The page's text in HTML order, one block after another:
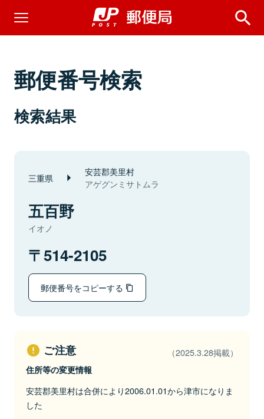
郵便番号検索
検索結果
三重県 安芸郡美里村
アゲグンミサトムラ
五百野
イオノ
514-2105
郵便番号をコピーする
ご注意 （2025.3.28掲載）
住所等の変更情報
安芸郡美里村は合併により2006.01.01から津市になりま
した